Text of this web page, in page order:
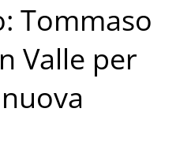
Tommaso
Valle per